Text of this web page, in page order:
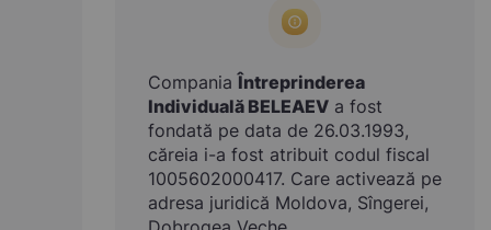
CompaniaÎntreprinderea
Individuală BELEAEV a fost
fondată pe data de 26.03.1993,
căreia i-a fost atribuit codul fiscal
1005602000417. Care activează pe
adresa juridică Moldova, Sîngerei,